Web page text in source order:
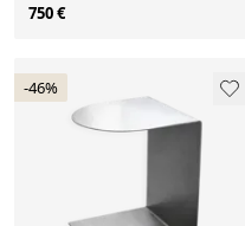
750 €
-46%